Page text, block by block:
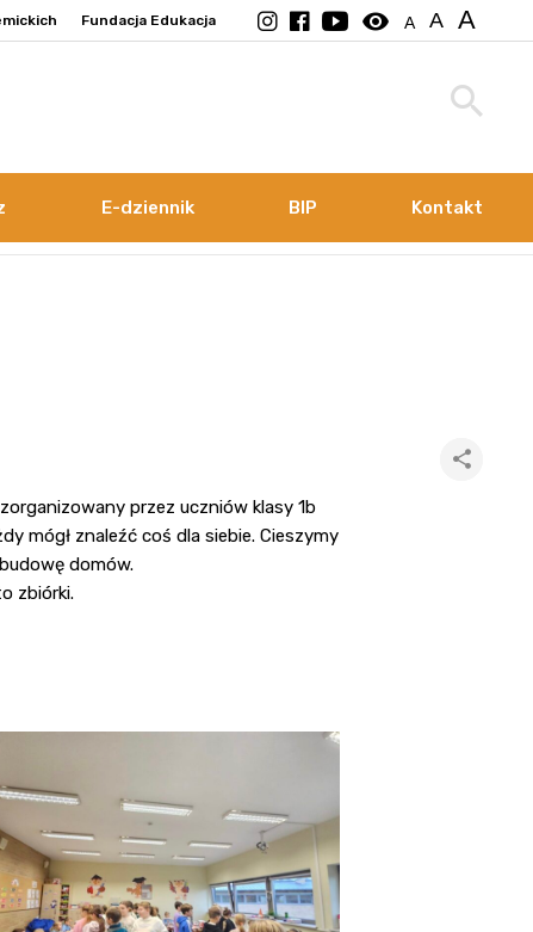
Fundacja Edukacja visibility A A A
E-dziennik BIP Kontakt
przez uczniów klasy 1b
mógł znaleźć coś dla siebie. Cieszymy
domów.
zbiórki.